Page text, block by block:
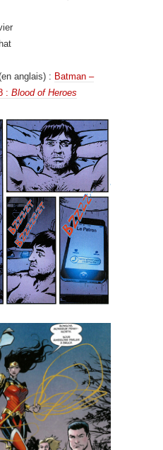
anglais) : Batman –
: Blood of Heroes